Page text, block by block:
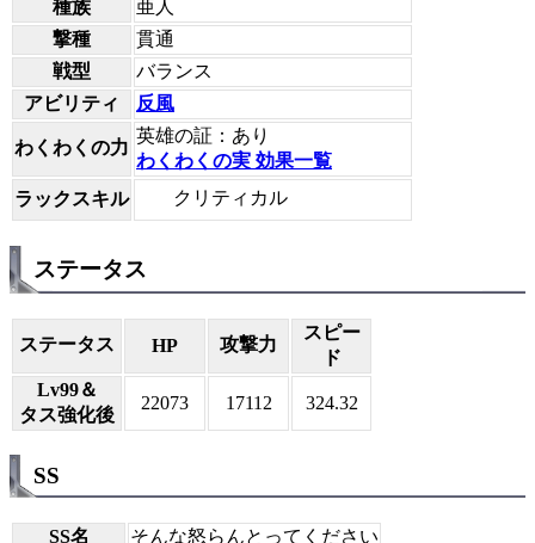
種族
亜人
撃種
貫通
戦型
バランス
アビリティ
反風
わくわくの力
英雄の証：あり
わくわくの実 効果一覧
ラックスキル
クリティカル
ステータス
ステータス HP 攻撃力
スピー
ド
Lv99＆
タス強化後
22073 17112 324.32
SS
SS名
そんな怒らんとってください